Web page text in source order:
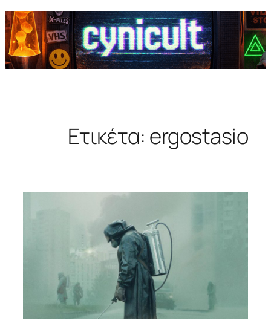
Ετικέτα: ergostasio